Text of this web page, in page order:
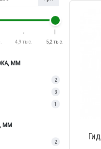
4,9 тыс. 5,2 тыс.
ММ
2
3
1
ММ
2